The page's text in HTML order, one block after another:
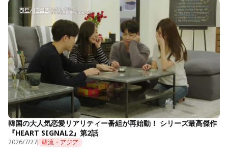
韓国の大人気恋愛リアリティー番組が再始動！ シリーズ最高傑作
『HEART SIGNAL2』第2話
2026/7/27 韓流・アジア